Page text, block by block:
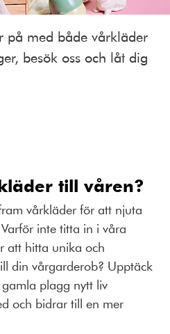
på med både vårkläder
besök oss och låt dig
till våren?
vårkläder för att njuta
inte titta in i våra
att hitta unika och
din vårgarderob? Upptäck
plagg nytt liv
och bidrar till en mer